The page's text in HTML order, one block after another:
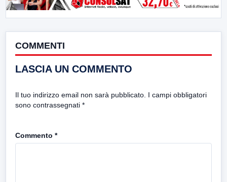
COMMENTI
LASCIA UN COMMENTO
Il tuo indirizzo email non sarà pubblicato. I campi obbligatori
sono contrassegnati *
Commento *